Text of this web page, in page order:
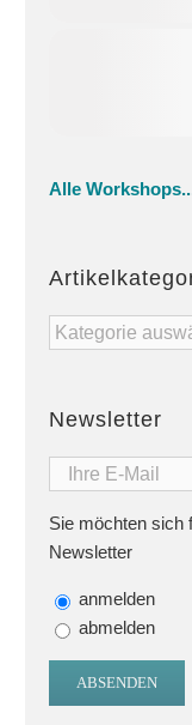
Alle
Artikelkategorien
Newsletter
Sie möchten sich
Newsletter
anmelden
abmelden